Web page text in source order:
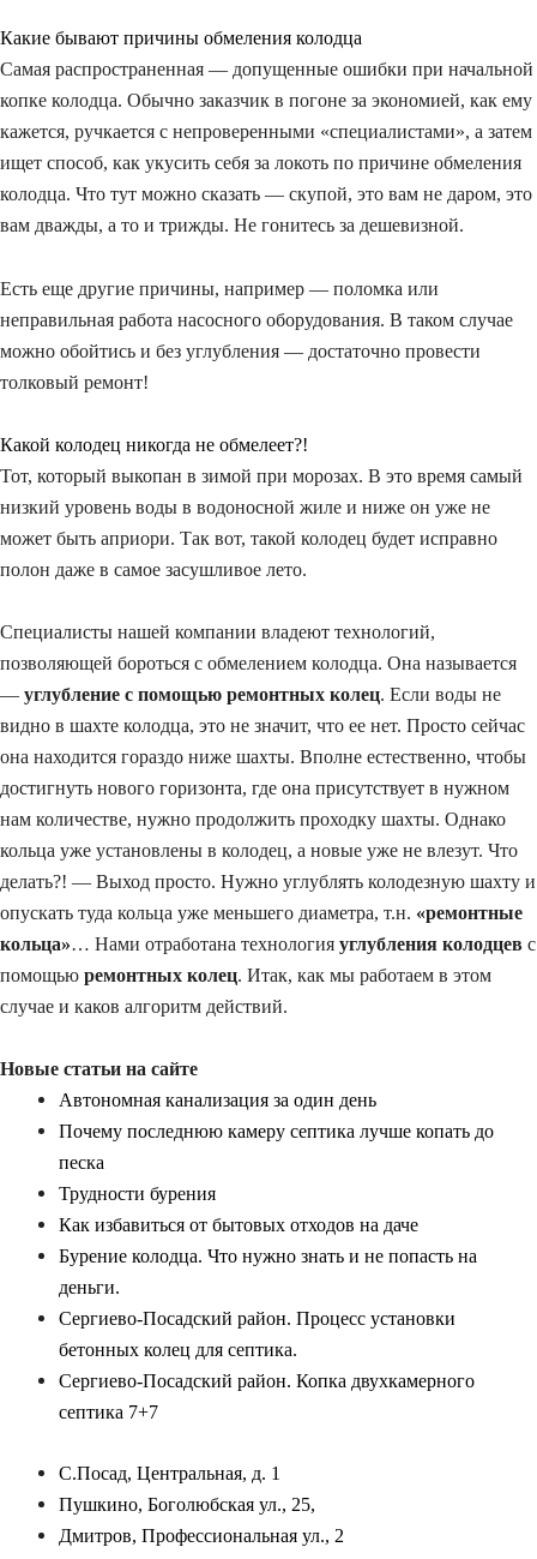
Какие бывают причины обмеления колодца
Самая распространенная — допущенные ошибки при начальной
копке колодца. Обычно заказчик в погоне за экономией, как ему
кажется, ручкается с непроверенными «специалистами», а затем
ищет способ, как укусить себя за локоть по причине обмеления
колодца. Что тут можно сказать — скупой, это вам не даром, это
вам дважды, а то и трижды. Не гонитесь за дешевизной.
Есть еще другие причины, например — поломка или
неправильная работа насосного оборудования. В таком случае
можно обойтись и без углубления — достаточно провести
толковый ремонт!
Какой колодец никогда не обмелеет?!
Тот, который выкопан в зимой при морозах. В это время самый
низкий уровень воды в водоносной жиле и ниже он уже не
может быть априори. Так вот, такой колодец будет исправно
полон даже в самое засушливое лето.
Специалисты нашей компании владеют технологий,
позволяющей бороться с обмелением колодца. Она называется
— углубление с помощью ремонтных колец. Если воды не
видно в шахте колодца, это не значит, что ее нет. Просто сейчас
она находится гораздо ниже шахты. Вполне естественно, чтобы
достигнуть нового горизонта, где она присутствует в нужном
нам количестве, нужно продолжить проходку шахты. Однако
кольца уже установлены в колодец, а новые уже не влезут. Что
делать?! — Выход просто. Нужно углублять колодезную шахту и
опускать туда кольца уже меньшего диаметра, т.н. «ремонтные
кольца»… Нами отработана технология углубления колодцев с
помощью ремонтных колец. Итак, как мы работаем в этом
случае и каков алгоритм действий.
Новые статьи на сайте
Автономная канализация за один день
Почему последнюю камеру септика лучше копать до
песка
Трудности бурения
Как избавиться от бытовых отходов на даче
Бурение колодца. Что нужно знать и не попасть на
деньги.
Сергиево-Посадский район. Процесс установки
бетонных колец для септика.
Сергиево-Посадский район. Копка двухкамерного
септика 7+7
С.Посад, Центральная, д. 1
Пушкино, Боголюбская ул., 25,
Дмитров, Профессиональная ул., 2